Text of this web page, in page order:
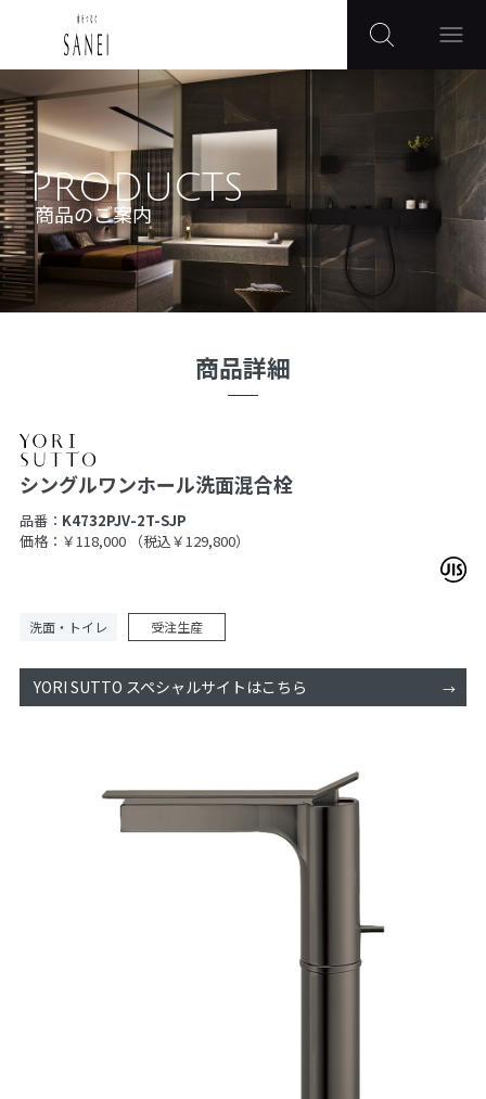
PRODUCTS
商品のご案内
商品詳細
シングルワンホール洗面混合栓
品番： K4732PJV-2T-SJP
価格：￥118,000
（税込￥129,800）
洗面・トイレ 受注生産
YORI SUTTO スペシャルサイトはこちら